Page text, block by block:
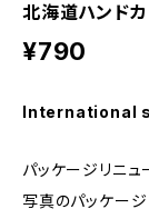
北海道ハンドカ
¥790
International
パッケージリニュ
写真のパッケージ